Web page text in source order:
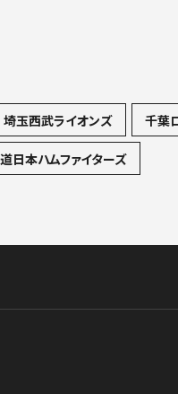
埼玉西武ライオンズ 千葉
日本ハムファイターズ